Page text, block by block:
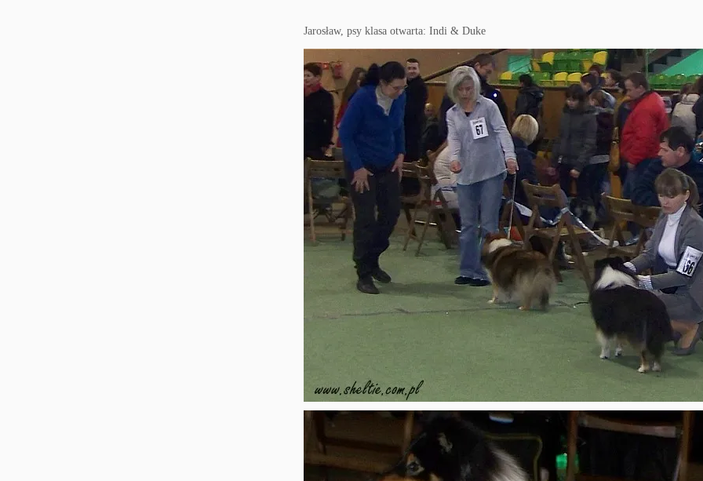
Jarosław, psy klasa otwarta: Indi & Duke